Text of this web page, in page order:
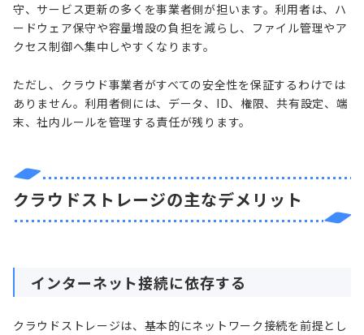
守、サービス更新の多くを事業者側が担います。利用者は、ハ
ードウェア保守や容量増設の負担を減らし、ファイル管理やア
クセス制御へ集中しやすくなります。
ただし、クラウド事業者がすべての安全性を保証するわけでは
ありません。利用者側には、データ、ID、権限、共有設定、端
末、社内ルールを管理する責任が残ります。
クラウドストレージの主なデメリット
インターネット接続に依存する
クラウドストレージは、基本的にネットワーク接続を前提とし